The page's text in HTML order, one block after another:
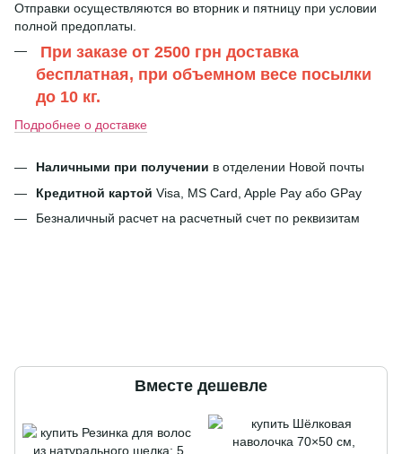
Отправки осуществляются во вторник и пятницу при условии
полной предоплаты.
При заказе от 2500 грн доставка
бесплатная, при объемном весе посылки
до 10 кг.
Подробнее о доставке
Наличными при получении в отделении Новой почты
Кредитной картой Visa, MS Card, Apple Pay або GPay
Безналичный расчет на расчетный счет по реквизитам
Вместе дешевле